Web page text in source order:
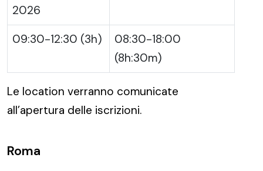
2026
09:30-12:30 (3h)
08:30-18:00
(8h:30m)
Le location verranno comunicate
all’apertura delle iscrizioni.
Roma